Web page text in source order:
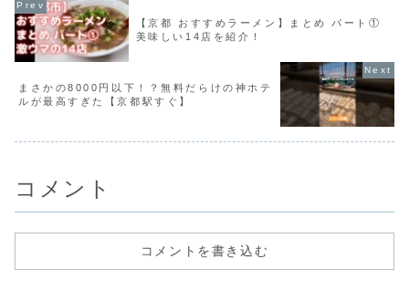
【京都 おすすめラーメン】まとめ パート①
美味しい14店を紹介！
まさかの8000円以下！？無料だらけの神ホテ
ルが最高すぎた【京都駅すぐ】
コメント
コメントを書き込む